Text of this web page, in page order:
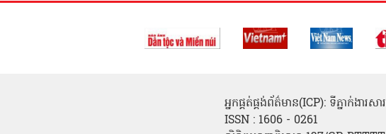
អ្នកផ្គត់ផ្គង់ព័ត៌មាន(ICP): ទីភ្នាក់ងារ
ISSN : 1606 - 0261